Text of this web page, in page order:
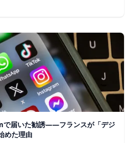
届いた勧誘――フランスが「デジ
めた理由